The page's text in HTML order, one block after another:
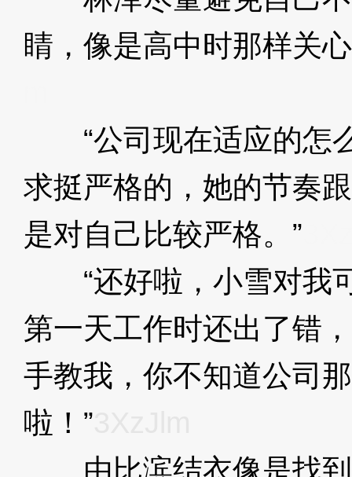
睛，像是高中时那样关
“公司现在适应的怎
求挺严格的，她的节奏
是对自己比较严格。”
“还好啦，小雪对我
第一天工作时还出了错
手教我，你不知道公司
啦！”
由比滨结衣像是找到